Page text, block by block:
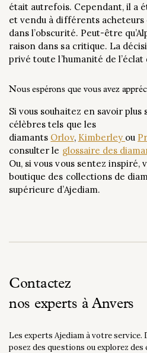
était autrefois. Cependant, il a
et vendu à différents
dans l’obscurité. Peut-être
raison dans sa critique. La
privé toute l’humanité de
Nous espérons que vous avez
Si vous souhaitez en savoir plus
célèbres tels que les
diamants Orlov, Kimberley ou
consulter le glossaire des
Ou, si vous vous sentez inspiré,
boutique des collections de
supérieure d’Ajediam.
Contactez
nos experts à Anvers
Les experts Ajediam à votre service.
posez des questions ou explorez